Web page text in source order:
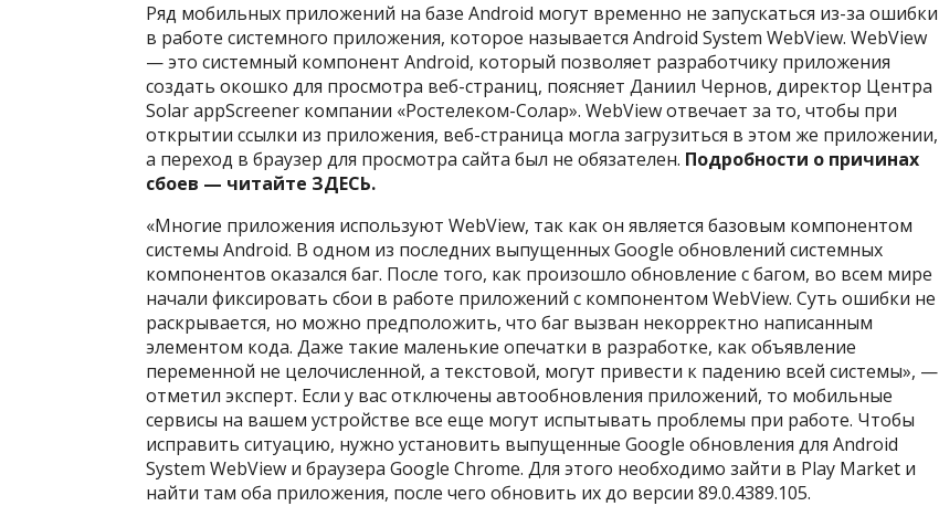
Ряд мобильных приложений на базе Android могут временно не запускаться из-за ошибки
в работе системного приложения, которое называется Android System WebView. WebView
— это системный компонент Android, который позволяет разработчику приложения
создать окошко для просмотра веб-страниц, поясняет Даниил Чернов, директор Центра
Solar appScreener компании «Ростелеком-Солар». WebView отвечает за то, чтобы при
открытии ссылки из приложения, веб-страница могла загрузиться в этом же приложении,
а переход в браузер для просмотра сайта был не обязателен. Подробности о причинах
сбоев — читайте ЗДЕСЬ.
«Многие приложения используют WebView, так как он является базовым компонентом
системы Android. В одном из последних выпущенных Google обновлений системных
компонентов оказался баг. После того, как произошло обновление с багом, во всем мире
начали фиксировать сбои в работе приложений с компонентом WebView. Суть ошибки не
раскрывается, но можно предположить, что баг вызван некорректно написанным
элементом кода. Даже такие маленькие опечатки в разработке, как объявление
переменной не целочисленной, а текстовой, могут привести к падению всей системы», —
отметил эксперт. Если у вас отключены автообновления приложений, то мобильные
сервисы на вашем устройстве все еще могут испытывать проблемы при работе. Чтобы
исправить ситуацию, нужно установить выпущенные Google обновления для Android
System WebView и браузера Google Chrome. Для этого необходимо зайти в Play Market и
найти там оба приложения, после чего обновить их до версии 89.0.4389.105.